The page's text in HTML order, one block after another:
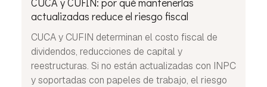
actualizadas reduce el riesgo fiscal
CUCA y CUFIN determinan el costo fiscal de
dividendos, reducciones de capital y
reestructuras. Si no están actualizadas con INPC
y soportadas con papeles de trabajo, el riesgo